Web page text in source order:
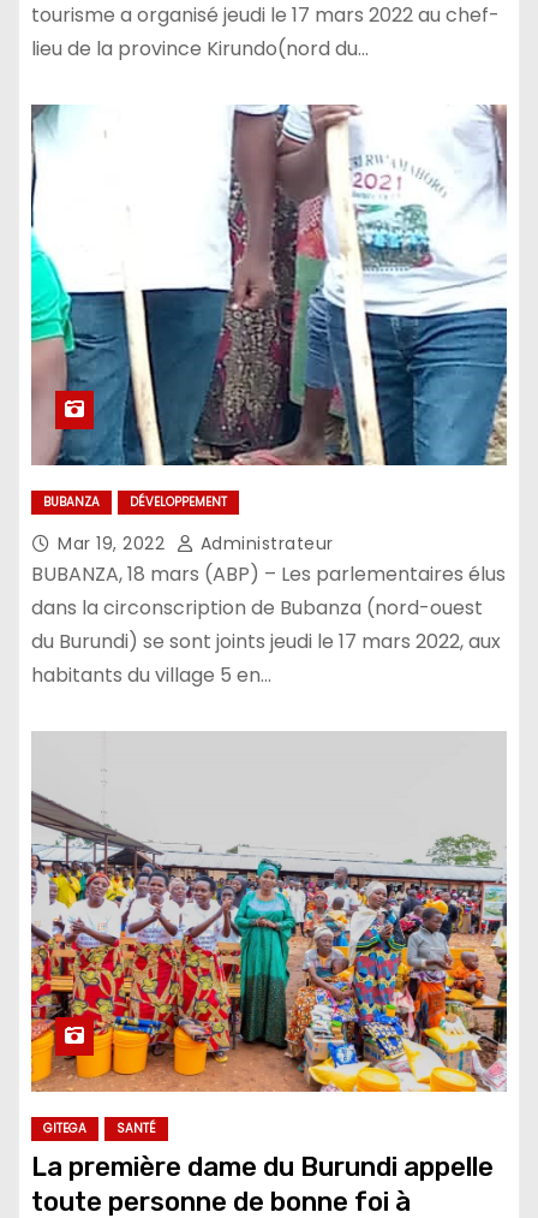
tourisme a organisé jeudi le 17 mars 2022 au chef-
lieu de la province Kirundo(nord du…
BUBANZA DÉVELOPPEMENT
Mar 19, 2022 Administrateur
BUBANZA, 18 mars (ABP) – Les parlementaires élus
dans la circonscription de Bubanza (nord-ouest
du Burundi) se sont joints jeudi le 17 mars 2022, aux
habitants du village 5 en…
GITEGA SANTÉ
La première dame du Burundi appelle
toute personne de bonne foi à